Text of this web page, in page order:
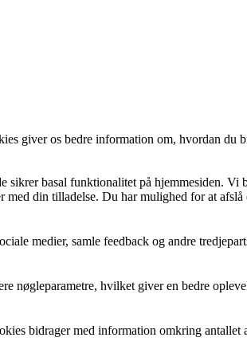
giver os bedre information om, hvordan du
basal funktionalitet på hjemmesiden.
din tilladelse. Du har mulighed for at
medier, samle feedback og andre
nøgleparametre, hvilket giver en bedre
bidrager med information omkring